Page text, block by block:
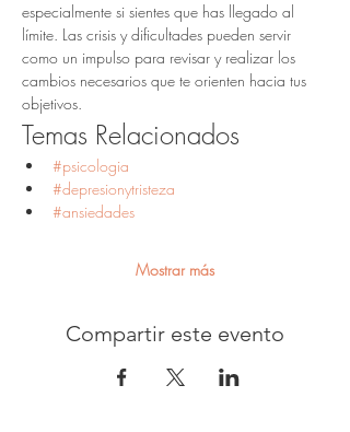
especialmente si sientes que has llegado al
límite. Las crisis y dificultades pueden servir
como un impulso para revisar y realizar los
cambios necesarios que te orienten hacia tus
objetivos.
Temas Relacionados
#psicologia
#depresionytristeza
#ansiedades
Mostrar más
Compartir este evento